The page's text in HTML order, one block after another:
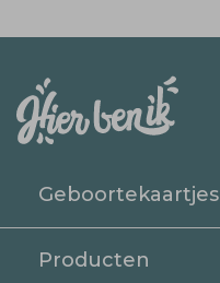
Geboortekaartjes
Producten